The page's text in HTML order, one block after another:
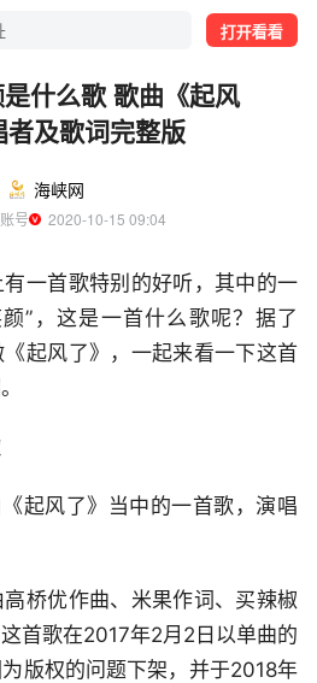
打开看看
什么歌 歌曲《起风
者及歌词完整版
海峡网
号
  2020-10-15 09:04
一首歌特别的好听，其中的一
”，这是一首什么歌呢？据了
起风了》，一起来看一下这首
起风了》当中的一首歌，演唱
高桥优作曲、米果作词、买辣椒
首歌在2017年2月2日以单曲的
版权的问题下架，并于2018年